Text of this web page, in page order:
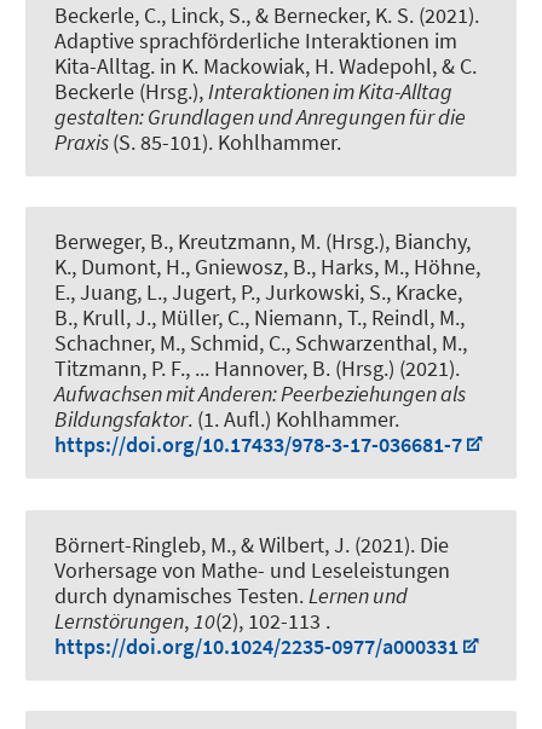
Beckerle, C., Linck, S., & Bernecker, K. S. (2021).
Adaptive sprachförderliche Interaktionen im
Kita-Alltag. in K. Mackowiak, H. Wadepohl, & C.
Beckerle (Hrsg.),Interaktionen im Kita-Alltag
gestalten: Grundlagen und Anregungen für die
Praxis(S. 85-101). Kohlhammer.
Berweger, B., Kreutzmann, M. (Hrsg.), Bianchy,
K., Dumont, H., Gniewosz, B., Harks, M., Höhne,
E., Juang, L., Jugert, P., Jurkowski, S., Kracke,
B., Krull, J., Müller, C., Niemann, T., Reindl, M.,
Schachner, M., Schmid, C., Schwarzenthal, M.,
Titzmann, P. F., ... Hannover, B. (Hrsg.) (2021).
Aufwachsen mit Anderen: Peerbeziehungen als
Bildungsfaktor. (1. Aufl.) Kohlhammer.
https://doi.org/10.17433/978-3-17-036681-7
Börnert-Ringleb, M., & Wilbert, J. (2021). Die
Vorhersage von Mathe- und Leseleistungen
durch dynamisches Testen. Lernen und
Lernstörungen, 10(2), 102-113 .
https://doi.org/10.1024/2235-0977/a000331